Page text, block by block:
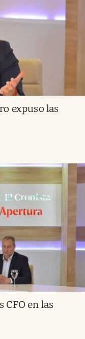
expuso las
CFO en las